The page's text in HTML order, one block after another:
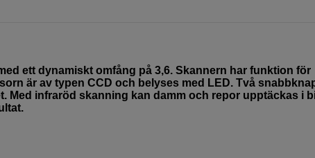
ett dynamiskt omfång på 3,6. Skannern har funktion för
är av typen CCD och belyses med LED. Två
Med infraröd skanning kan damm och repor upptäckas i